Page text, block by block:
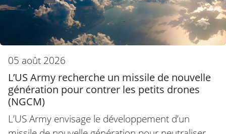
05 août 2026
L’US Army recherche un missile de nouvelle
génération pour contrer les petits drones
(NGCM)
L’US Army envisage le développement d’un